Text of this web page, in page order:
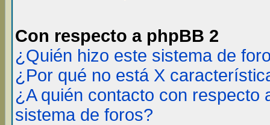
Con respecto a phpBB 2
¿Quién hizo este sistema de
¿Por qué no está X
¿A quién contacto con respecto
sistema de foros?